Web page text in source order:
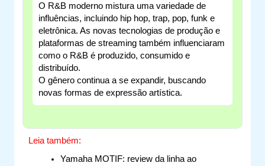
O R&B moderno mistura uma variedade de
influências, incluindo hip hop, trap, pop, funk e
eletrônica. As novas tecnologias de produção e
plataformas de streaming também influenciaram
como o R&B é produzido, consumido e
distribuído.
O gênero continua a se expandir, buscando
novas formas de expressão artística.
Leia também:
Yamaha MOTIF: review da linha ao